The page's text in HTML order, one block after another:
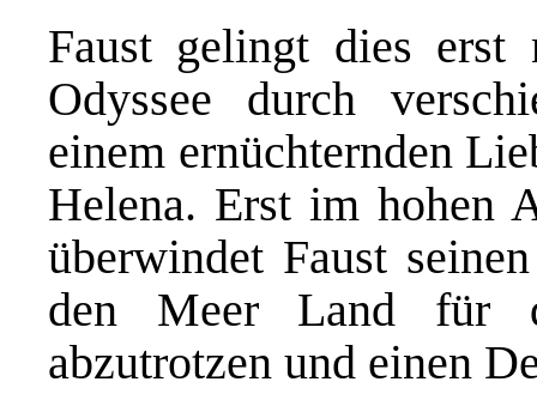
Faust gelingt dies erst
Odyssee durch
einem ernüchternden
Helena. Erst im hohen
überwindet Faust
den Meer Land für
abzutrotzen und einen